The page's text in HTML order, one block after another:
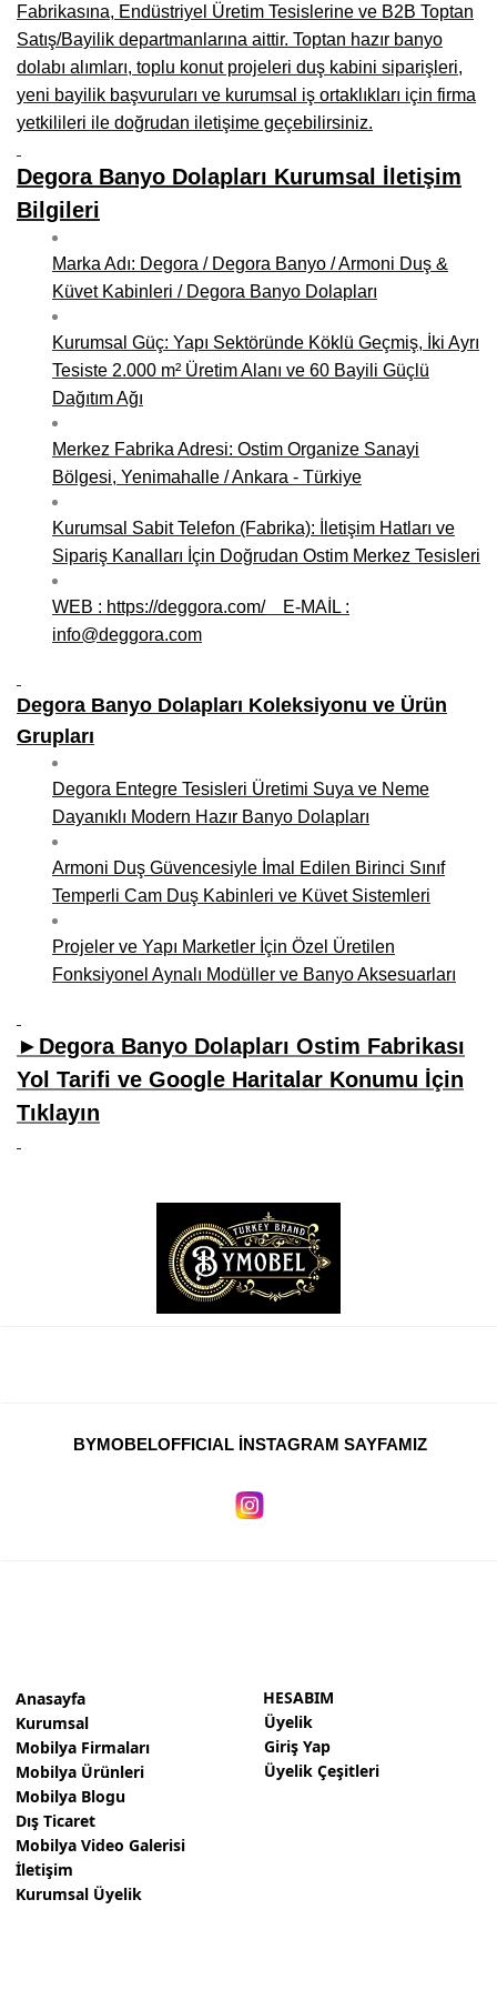
Kars Mobilya İmalatçıları, Mağazaları, Mobilyacılar
Kırşehir Mobilya İmalatçıları, Firmaları, Mobilyacılar
Kütahya Mobilya İmalatçıları, Mağazaları, Mobilyacılar
Sinop Mobilya İmalatçıları, Mağazaları, Mobilyacılar
Tekirdağ Mobilyacılar, Mobilya İmalatçıları, Mağazaları
Muş Mobilya İmalatçıları, Mağazaları, Mobilyacılar
Nevşehir Mobilyacılar, Mobilya İmalatçıları, Mağazaları
Ordu Mobilya Mağazaları, İmalatçıları, Mobilyacılar
Rize Mobilyacılar, Mobilya İmalatçıları, Mağazaları
Sivas Mobilya Fabrikaları, Üreticileri, Mağazaları
Tokat Mobilyacılar, Mobilya Mağazaları, İmalatçıları
Niğde Mobilyacılar, Mobilya Firmaları, İmalatçıları
Giresun Mobilya Mağazaları, İmalatçıları, Mobilyacıları
Fabrikasına, Endüstriyel Üretim Tesislerine ve B2B Toptan
Satış/Bayilik departmanlarına aittir. Toptan hazır banyo
dolabı alımları, toplu konut projeleri duş kabini siparişleri,
yeni bayilik başvuruları ve kurumsal iş ortaklıkları için firma
yetkilileri ile doğrudan iletişime geçebilirsiniz.
Degora Banyo Dolapları Kurumsal İletişim
Bilgileri
Marka Adı: Degora / Degora Banyo / Armoni Duş &
Küvet Kabinleri / Degora Banyo Dolapları
Kurumsal Güç: Yapı Sektöründe Köklü Geçmiş, İki Ayrı
Tesiste 2.000 m² Üretim Alanı ve 60 Bayili Güçlü
Dağıtım Ağı
Merkez Fabrika Adresi: Ostim Organize Sanayi
Bölgesi, Yenimahalle / Ankara - Türkiye
Kurumsal Sabit Telefon (Fabrika): İletişim Hatları ve
Sipariş Kanalları İçin Doğrudan Ostim Merkez Tesisleri
WEB : https://deggora.com/E-MAİL :
info@deggora.com
Degora Banyo Dolapları Koleksiyonu ve Ürün
Grupları
Degora Entegre Tesisleri Üretimi Suya ve Neme
Dayanıklı Modern Hazır Banyo Dolapları
Armoni Duş Güvencesiyle İmal Edilen Birinci Sınıf
Temperli Cam Duş Kabinleri ve Küvet Sistemleri
Projeler ve Yapı Marketler İçin Özel Üretilen
Fonksiyonel Aynalı Modüller ve Banyo Aksesuarları
►Degora Banyo Dolapları Ostim Fabrikası
Yol Tarifi ve Google Haritalar Konumu İçin
Tıklayın
BYMOBELOFFICIAL İNSTAGRAM SAYFAMIZ
Anasayfa
Kurumsal
Mobilya Firmaları
Mobilya Ürünleri
Mobilya Blogu
Dış Ticaret
Mobilya Video Galerisi
İletişim
Kurumsal Üyelik
HESABIM
Üyelik
Giriş Yap
Üyelik Çeşitleri